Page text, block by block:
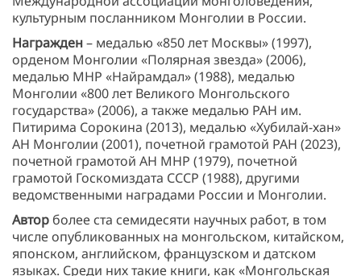
культурным посланником Монголии в России.
Награжден– медалью «850 лет Москвы» (1997),
орденом Монголии «Полярная звезда» (2006),
медалью МНР «Найрамдал» (1988), медалью
Монголии «800 лет Великого Монгольского
государства» (2006), а также медалью РАН им.
Питирима Сорокина (2013), медалью «Хубилай-хан»
АН Монголии (2001), почетной грамотой РАН (2023),
почетной грамотой АН МНР (1979), почетной
грамотой Госкомиздата СССР (1988), другими
ведомственными наградами России и Монголии.
Авторболее ста семидесяти научных работ, в том
числе опубликованных на монгольском, китайском,
японском, английском, французском и датском
языках. Среди них такие книги, как «Монгольская